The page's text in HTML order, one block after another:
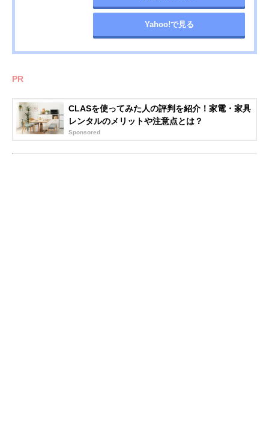
Yahoo!で見る
PR
CLASを使ってみた人の評判を紹介！家電・家具
レンタルのメリットや注意点とは？
Sponsored